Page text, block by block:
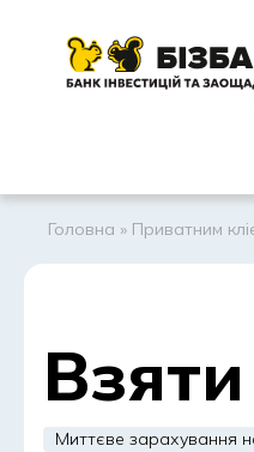
Головна » Приватним
Миттєве зарахування